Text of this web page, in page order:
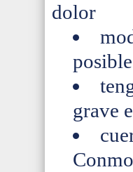
dolor
grave